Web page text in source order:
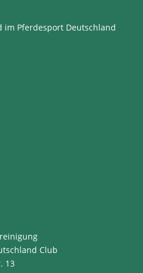
im Pferdesport Deutschland
Club
13